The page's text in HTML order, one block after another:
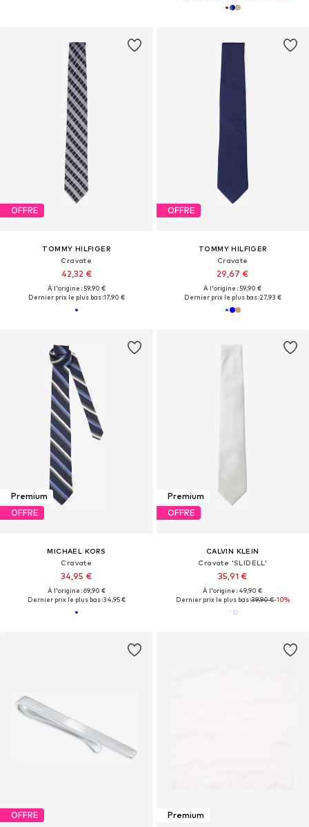
OFFRE
TOMMY HILFIGER
Cravate
42,32 €
À l'origine : 59,90 €
Dernier prix le plus bas :17,90 €
OFFRE
TOMMY HILFIGER
Cravate
29,67 €
À l'origine : 59,90 €
Dernier prix le plus bas :27,93 €
Premium
OFFRE
MICHAEL KORS
Cravate
34,95 €
À l'origine : 69,90 €
Dernier prix le plus bas :34,95 €
Premium
OFFRE
CALVIN KLEIN
Cravate 'SLIDELL'
35,91 €
À l'origine : 49,90 €
Dernier prix le plus bas :39,90 €-10%
OFFRE Premium